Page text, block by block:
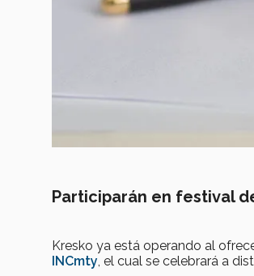
Participarán en festival
Kresko ya está operando al
INCmty, el cual se celebrará a